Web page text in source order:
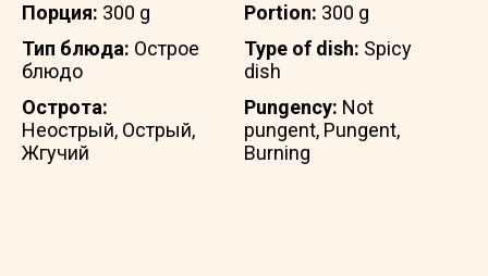
Порция: 300 g
Тип блюда: Острое
блюдо
Острота:
Неострый, Острый,
Жгучий
Portion: 300 g
Type of dish: Spicy
dish
Pungency: Not
pungent, Pungent,
Burning